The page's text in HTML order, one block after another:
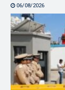
06/08/2026